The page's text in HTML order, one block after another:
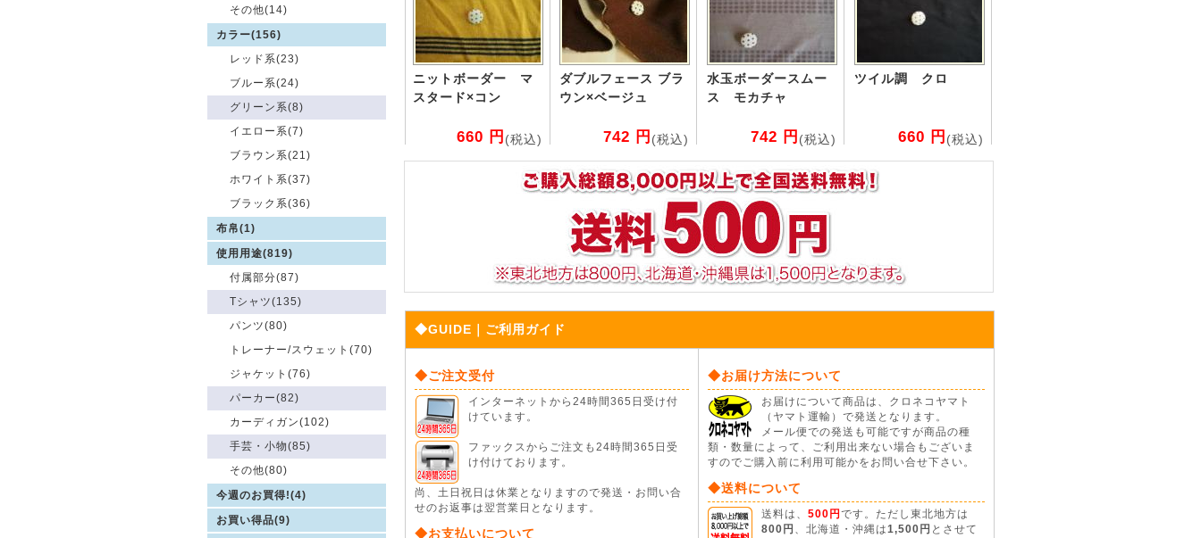
その他(14)
カラー(156)
レッド系(23)
ブルー系(24)
グリーン系(8)
イエロー系(7)
ブラウン系(21)
ホワイト系(37)
ブラック系(36)
布帛(1)
使用用途(819)
付属部分(87)
Tシャツ(135)
パンツ(80)
トレーナー/スウェット(70)
ジャケット(76)
パーカー(82)
カーディガン(102)
手芸・小物(85)
その他(80)
今週のお買得!(4)
お買い得品(9)
ニットボーダー マ
スタード×コン
660 円 (税込)
ダブルフェース ブラ
ウン×ベージュ
742 円 (税込)
水玉ボーダースムー
ス モカチャ
742 円 (税込)
ツイル調 クロ
660 円 (税込)
◆GUIDE｜ご利用ガイド
◆ご注文受付
インターネットから24時間365日受け付
けています。
ファックスからご注文も24時間365日受
け付けております。
尚、土日祝日は休業となりますので発送・お問い合
せのお返事は翌営業日となります。
◆お支払いについて
◆お届け方法について
お届けについて商品は、クロネコヤマト
（ヤマト運輸）で発送となります。
メール便での発送も可能ですが商品の種
類・数量によって、ご利用出来ない場合もございま
すのでご購入前に利用可能かをお問い合せ下さい。
◆送料について
送料は、 500円 です。ただし東北地方は
800円
、北海道・沖縄は1,500円 とさせて